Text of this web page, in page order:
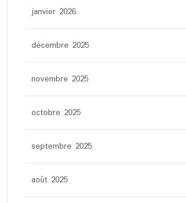
janvier 2026
décembre 2025
novembre 2025
octobre 2025
septembre 2025
août 2025